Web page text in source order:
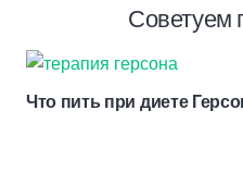
Советуем
Что пить при диете